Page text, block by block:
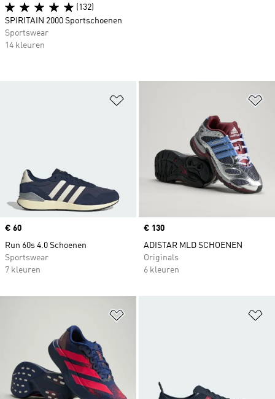
Price
€ 60
Run 60s 4.0 Schoenen
Sportswear
7 kleuren
Price
€ 130
ADISTAR MLD SCHOENEN
Originals
6 kleuren
(132)
SPIRITAIN 2000 Sportschoenen
Sportswear
14 kleuren